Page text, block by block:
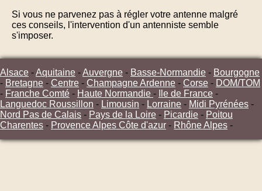
Si vous ne parvenez pas à régler votre antenne malgré
ces conseils, l'intervention d'un antenniste semble
s'imposer.
Alsace -Aquitaine -Auvergne - Basse-Normandie - Bourgogne
- Bretagne - Centre - Champagne Ardenne - Corse - DOM/TOM
- Franche Comté - Haute Normandie - Ile de France -
Languedoc Roussillon - Limousin - Lorraine - Midi Pyrénées -
Nord Pas de Calais - Pays de la Loire - Picardie - Poitou
Charentes - Provence Alpes Côte d'azur - Rhône Alpes -